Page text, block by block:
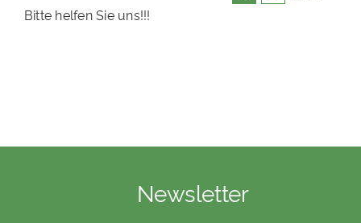
Bitte helfen Sie uns!!!
Newsletter